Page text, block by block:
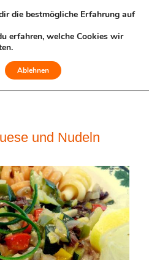
und Nudeln
die bestmögliche Erfahrung auf
erfahren, welche Cookies wir
Ablehnen